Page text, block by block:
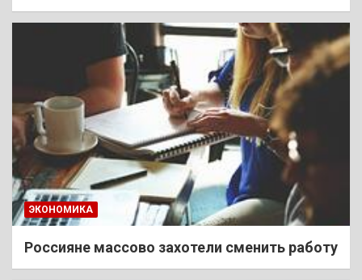
ЭКОНОМИКА
Россияне массово захотели сменить работу